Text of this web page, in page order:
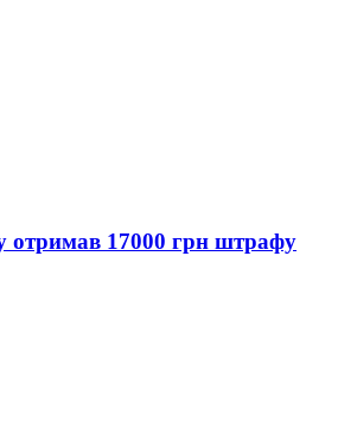
отримав 17000 грн штрафу